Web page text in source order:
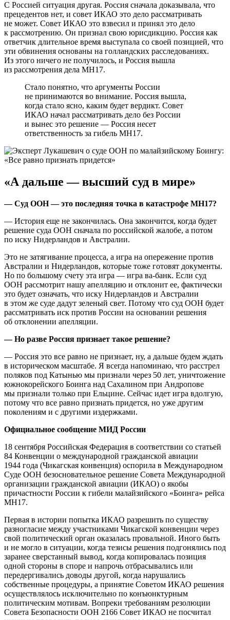
С Россией ситуация другая. Россия сначала доказывала, что
прецедентов нет, и совет ИКАО это дело рассматривать
не может. Совет ИКАО это взвесил и принял это дело
к рассмотрению. Он признал свою юрисдикцию. Россия как
ответчик длительное время выступала со своей позицией, что
эти обвинения основаны на голландских расследованиях.
Из этого ничего не получилось, и Россия вышла
из рассмотрения дела МН17.
Стало понятно, что аргументы России
не принимаются во внимание. Россия вышла,
когда стало ясно, каким будет вердикт. Совет
ИКАО начал рассматривать дело без России
и вынес это решение — Россия несет
ответственность за гибель МН17.
«А дальше — высший суд в мире»
— Суд ООН — это последняя точка в катастрофе МН17?
— История еще не закончилась. Она закончится, когда будет
решение суда ООН сначала по российской жалобе, а потом
по иску Нидерландов и Австралии.
Это не затягивание процесса, а игра на опережение против
Австралии и Нидерландов, которые тоже готовят документы.
Но по большому счету эта игра — игра ва-банк. Если суд
ООН рассмотрит нашу апелляцию и отклонит ее, фактически
это будет означать, что иску Нидерландов и Австралии
в этом же суде дадут зеленый свет. Потому что суд ООН будет
рассматривать иск против России на основании решения
об отклонении апелляции.
— Но разве Россия признает такое решение?
— Россия это все равно не признает, ну, а дальше будем ждать
в историческом масштабе. Я всегда напоминаю, что расстрел
поляков под Катынью мы признали через 50 лет, уничтожение
южнокорейского Боинга над Сахалином при Андропове
мы признали только при Ельцине. Сейчас идет игра вдолгую,
потому что все равно признать придется, но уже другим
поколениям и с другими издержками.
Официальное сообщение МИД России
18 сентября Российская Федерация в соответствии со статьей
84 Конвенции о международной гражданской авиации
1944 года (Чикагская конвенция) оспорила в Международном
Суде ООН безосновательное решение Совета Международной
организации гражданской авиации (ИКАО) о якобы
причастности России к гибели малайзийского «Боинга» рейса
MH17.
Первая в истории попытка ИКАО разрешить по существу
разногласие между участниками Чикагской конвенции через
свой политический орган оказалась провальной. Иного быть
и не могло в ситуации, когда тезисы решения подгонялись под
заранее сверстанный вывод, когда копировалась позиция
одной стороны в споре и напрочь отбрасывались или
передергивались доводы другой, когда нарушались
собственные процедуры, а принятие Советом ИКАО решения
осуществлялось исключительно по конъюнктурным
политическим мотивам. Вопреки требованиям резолюции
Совета Безопасности ООН 2166 Совет ИКАО не посчитал